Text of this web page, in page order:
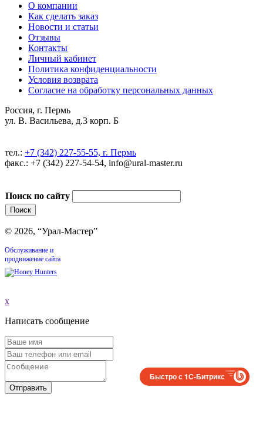
О компании
Как сделать заказ
Новости и статьи
Отзывы
Контакты
Личный кабинет
Политика конфиденциальности
Условия возврата
Согласие на обработку персональных данных
Россия, г. Пермь
ул. В. Васильева, д.3 корп. Б
тел.: +7 (342) 227-55-55, г. Пермь
факс.: +7 (342) 227-54-54, info@ural-master.ru
Поиск по сайту
© 2026, “Урал-Мастер”
Обслуживание и
продвижение сайта
x
Написать сообщение
Отправить
Быстро с 1С-Битрикс